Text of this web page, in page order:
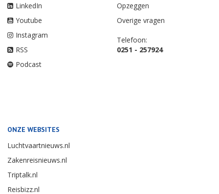
LinkedIn
Youtube
Instagram
RSS
Podcast
Opzeggen
Overige vragen
Telefoon:
0251 - 257924
ONZE WEBSITES
Luchtvaartnieuws.nl
Zakenreisnieuws.nl
Triptalk.nl
Reisbizz.nl